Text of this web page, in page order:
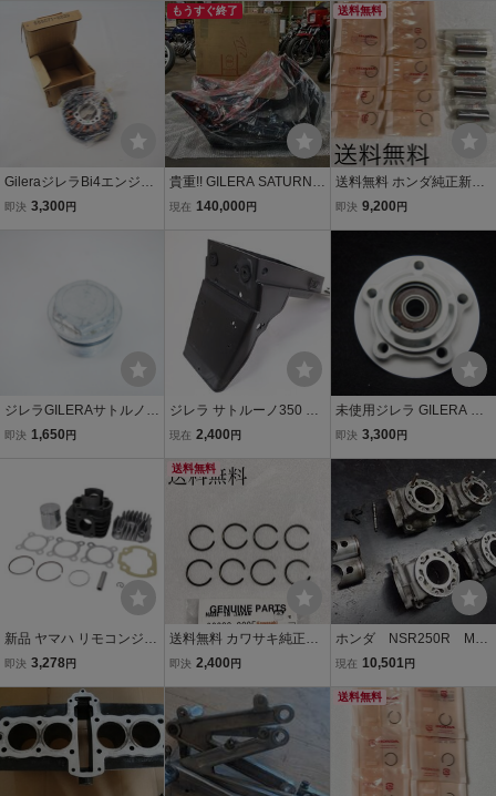
純正リアホイールハブ ス
プロケットハブ クラウン
ホルダー 939210
品 モンキー ダックス シャ
リー カブ
GileraジレラBi4エンジン
純正ステーターコイル ジ
即決 3,300 円
もうすぐ終了
貴重!! GILERA SATURNO
500/350 純正アッパ－カ
トゥル－ノ
現在 140,000 円
送料無料
送料無料 ホンダ純正新品
CBX400F CBR400F ピス
リップ シリンダー 261
即決 9,200 円
ジレラGILERAサトルノ
サトゥルノ350 NH01純正
URNO350 318952
即決 1,650 円
ジレラ サトルーノ350 NH
01 純正リアフェンダー！
現在 2,400 円
未使用ジレラ GILERA サ
トルノ サトゥルノ350 NH
イールハブ スプロケット
ハブ クラウンホルダー 93
9210 SATURNO
即決 3,300 円
新品 ヤマハ リモコンジョ
グ SA16J 67.9ｃｃ ボアア
ッド ピストン ピン ガスケ
ット クリップ 横置きエン
ジン
即決 3,278円
送料無料
送料無料 カワサキ純正新
品 GPZ400F GPZ400FⅡ
ン クリップ エンジン シリ
ンダー コンロッド ピスト
ン 377
即決 2,400 円
ホンダ NSR250R MC
21/MC28対応 ジャンク
ピストン
現在 10,501 円
送料無料